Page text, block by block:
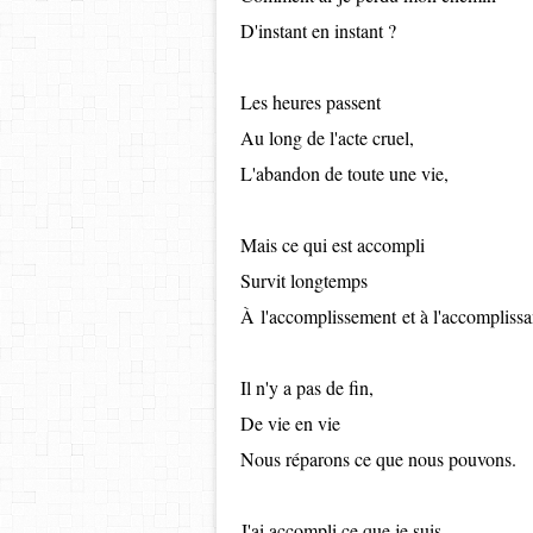
D'instant en instant ?
Les heures passent
Au long de l'acte cruel,
L'abandon de toute une vie,
Mais ce qui est accompli
Survit longtemps
À l'accomplissementet à
Il n'y a pas de fin,
De vie en vie
Nous réparons ce que nous pouvons.